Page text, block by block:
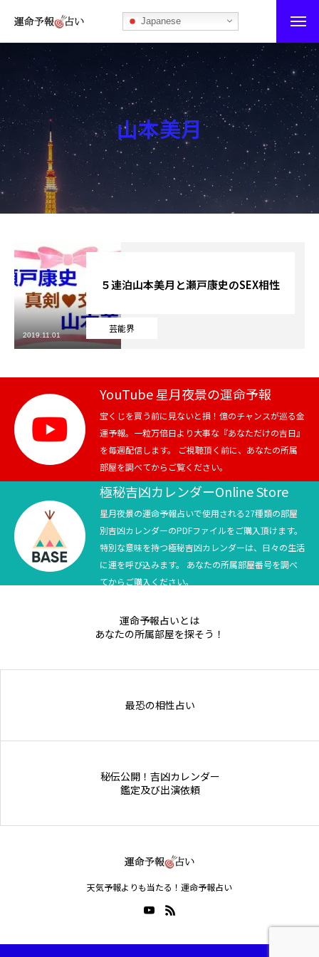
Japanese
運命予報占い
運命予報占いとは
あなたの所属部屋を探そう！
最恐の相性占い
秘伝公開！吉凶カレンダー
ブログ
お知らせ
芸能界
テニス
スポーツ
競馬
テニス四大大会・五輪
テニス四大大会・五輪
山本美月
芸能界
５連泊山本美月と瀬戸康史のSEX相性
2019.11.01
YouTube 星月夜景の運命予報
宝くじを買う前に見ないと損！億のチャンスが巡る金
運予報。一粒万倍日より大事な『あなただけの吉日』
を毎週配信します。 ご視聴頂く前に、あなたの所属
部屋を調べてからご覧ください。
極秘吉凶カレンダーOnline Store
星月夜景の運命予報占いで使用される27種類の部屋
別吉凶カレンダーのPDFファイルをご購入頂けます。
特別な意味を持つ極秘吉凶カレンダーは、日々の生活
に運を呼び込みます。 あなたの所属部屋番号を調べ
てからご購入ください。
運命予報占いとは
あなたの所属部屋を探そう！
最恐の相性占い
秘伝公開！吉凶カレンダー
鑑定及び出演依頼
天気予報よりも当たる！運命予報占い